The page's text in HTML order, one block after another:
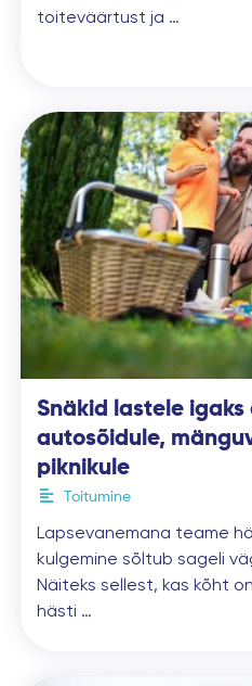
toiteväärtust ja …
Snäkid lastele igaks
autosõidule,
piknikule
Toitumine
Lapsevanemana teame
kulgemine sõltub sageli
Näiteks sellest, kas kõht
hästi …